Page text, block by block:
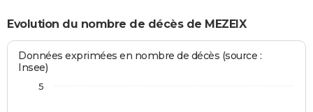
Evolution du nombre de décès de MEZEIX
Données exprimées en nombre de décès (source :
Insee)
5